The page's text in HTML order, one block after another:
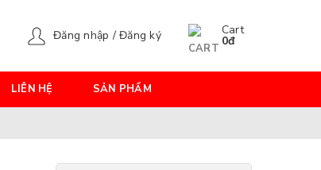
Đăng nhập / Đăng ký Cart
0đ
LIÊN HỆ SẢN PHẨM